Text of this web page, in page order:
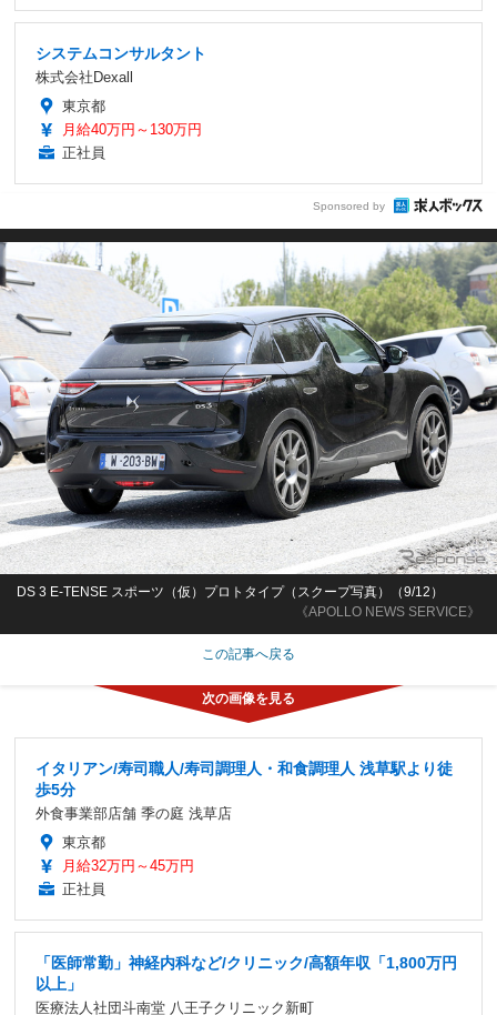
システムコンサルタント
株式会社Dexall
東京都
月給40万円～130万円
正社員
Sponsored by
《APOLLO NEWS SERVICE》
DS 3 E-TENSE スポーツ（仮）プロトタイプ（スクープ写真）（9/12）
この記事へ戻る
イタリアン/寿司職人/寿司調理人・和食調理人 浅草駅より徒
歩5分
外食事業部店舗 季の庭 浅草店
東京都
月給32万円～45万円
正社員
「医師常勤」神経内科など/クリニック/高額年収「1,800万円
以上」
医療法人社団斗南堂 八王子クリニック新町